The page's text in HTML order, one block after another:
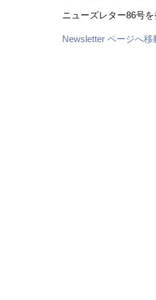
ニューズレター86号を
Newsletter ページへ移